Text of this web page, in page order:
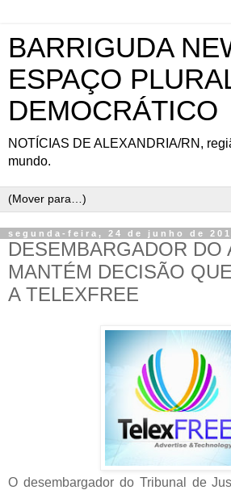
BARRIGUDA
ESPAÇO
DEMOCRÁTICO
NOTÍCIAS DE ALEXANDRIA/RN,
mundo.
segunda-feira, 24 de junho de
DESEMBARGADOR DO
MANTÉM DECISÃO
A TELEXFREE
O desembargador do Tribunal de